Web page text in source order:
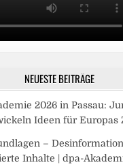
NEUESTE BEITRÄGE
2026 in Passau:
Ideen für Europas
–
Inhalte | dpa-